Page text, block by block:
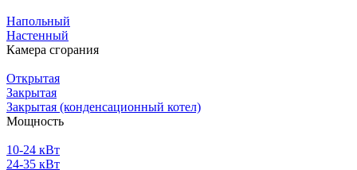
Напольный
Настенный
Камера сгорания
Открытая
Закрытая
Закрытая (конденсационный котел)
Мощность
10-24 кВт
24-35 кВт